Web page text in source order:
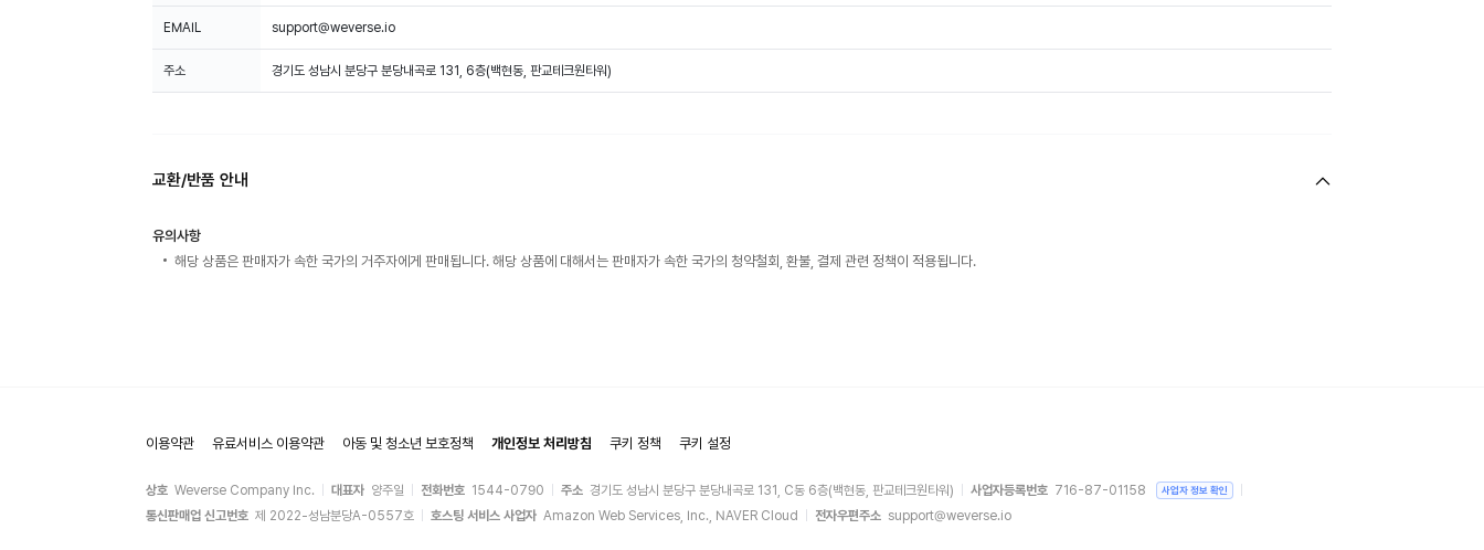
EMAIL support@weverse.io
주소 경기도 성남시 분당구 분당내곡로 131, 6층(백현동, 판교테크원타워)
교환/반품 안내
유의사항
해당 상품은 판매자가 속한 국가의 거주자에게 판매됩니다. 해당 상품에 대해서는 판매자가 속한 국가의 청약철회, 환불, 결제 관련 정책이 적용됩니다.
이용약관 유료서비스 이용약관 아동 및 청소년 보호정책 개인정보 처리방침 쿠키 정책 쿠키 설정
상호 Weverse Company Inc. 대표자 양주일 전화번호 1544-0790 주소 경기도 성남시 분당구 분당내곡로 131, C동 6층(백현동, 판교테크원타워) 사업자등록번호 716-87-01158 사업자 정보 확인
통신판매업 신고번호 제 2022-성남분당A-0557호 호스팅 서비스 사업자 Amazon Web Services, Inc., NAVER Cloud 전자우편주소 support@weverse.io